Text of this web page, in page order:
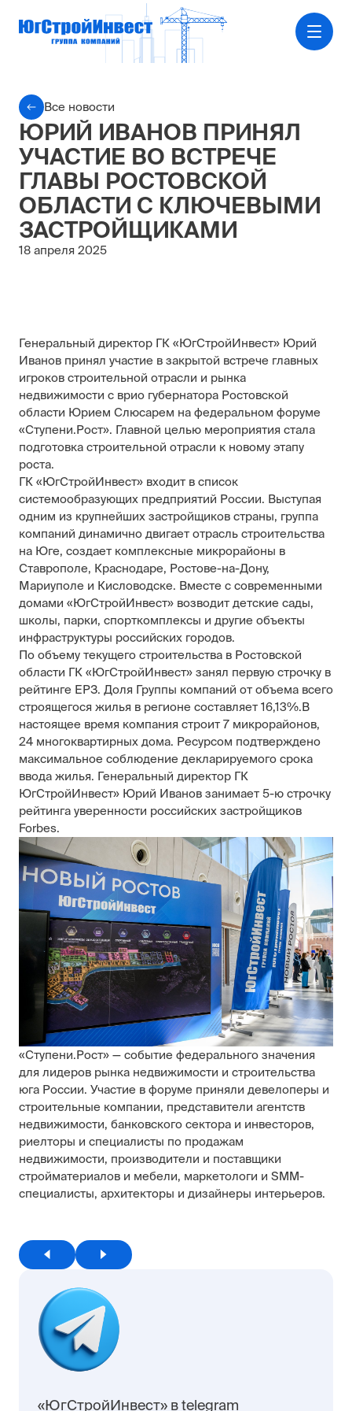
Все новости
ЮРИЙ ИВАНОВ ПРИНЯЛ
УЧАСТИЕ ВО ВСТРЕЧЕ
ГЛАВЫ РОСТОВСКОЙ
ОБЛАСТИ С КЛЮЧЕВЫМИ
ЗАСТРОЙЩИКАМИ
18 апреля 2025
Генеральный директор ГК «ЮгСтройИнвест» Юрий
Иванов принял участие в закрытой встрече главных
игроков строительной отрасли и рынка
недвижимости с врио губернатора Ростовской
области Юрием Слюсарем на федеральном форуме
«Ступени.Рост». Главной целью мероприятия стала
подготовка строительной отрасли к новому этапу
роста.
ГК «ЮгСтройИнвест» входит в список
системообразующих предприятий России. Выступая
одним из крупнейших застройщиков страны, группа
компаний динамично двигает отрасль строительства
на Юге, создает комплексные микрорайоны в
Ставрополе, Краснодаре, Ростове-на-Дону,
Мариуполе и Кисловодске. Вместе с современными
домами «ЮгСтройИнвест» возводит детские сады,
школы, парки, спорткомплексы и другие объекты
инфраструктуры российских городов.
По объему текущего строительства в Ростовской
области ГК «ЮгСтройИнвест» занял первую строчку в
рейтинге ЕРЗ. Доля Группы компаний от объема всего
строящегося жилья в регионе составляет 16,13%.В
настоящее время компания строит 7 микрорайонов,
24 многоквартирных дома. Ресурсом подтверждено
максимальное соблюдение декларируемого срока
ввода жилья. Генеральный директор ГК
ЮгСтройИнвест» Юрий Иванов занимает 5-ю строчку
рейтинга уверенности российских застройщиков
Forbes.
«Ступени.Рост» — событие федерального значения
для лидеров рынка недвижимости и строительства
юга России. Участие в форуме приняли девелоперы и
строительные компании, представители агентств
недвижимости, банковского сектора и инвесторов,
риелторы и специалисты по продажам
недвижимости, производители и поставщики
стройматериалов и мебели, маркетологи и SMM-
специалисты, архитекторы и дизайнеры интерьеров.
«ЮгСтройИнвест» в telegram